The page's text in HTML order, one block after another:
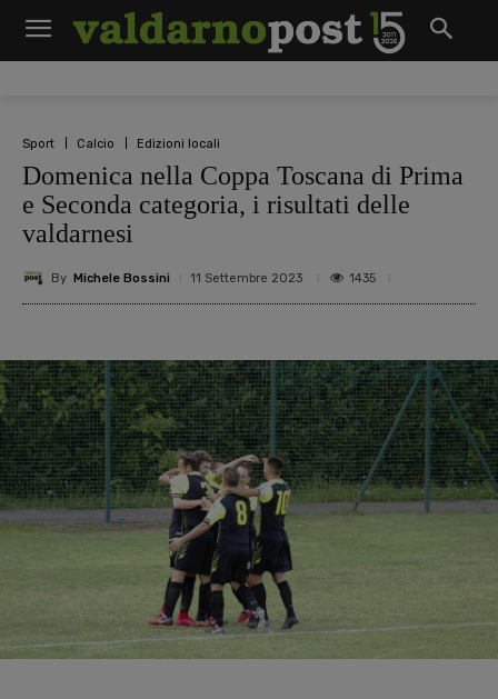
Sport Calcio Edizioni locali
Domenica nella Coppa Toscana di Prima
e Seconda categoria, i risultati delle
valdarnesi
By Michele Bossini 11 Settembre 2023 1435